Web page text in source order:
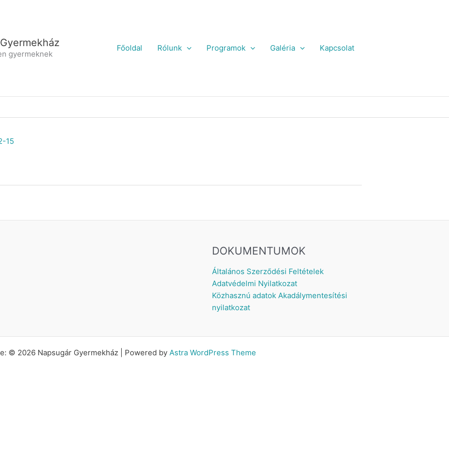
gyermeknek
Főoldal Rólunk Programok Galéria Kapcsolat
15
DOKUMENTUMOK
Általános Szerződési Feltételek
Adatvédelmi Nyilatkozat
Közhasznú adatok Akadálymentesítési
nyilatkozat
© 2026 Napsugár Gyermekház | Powered by Astra WordPress Theme